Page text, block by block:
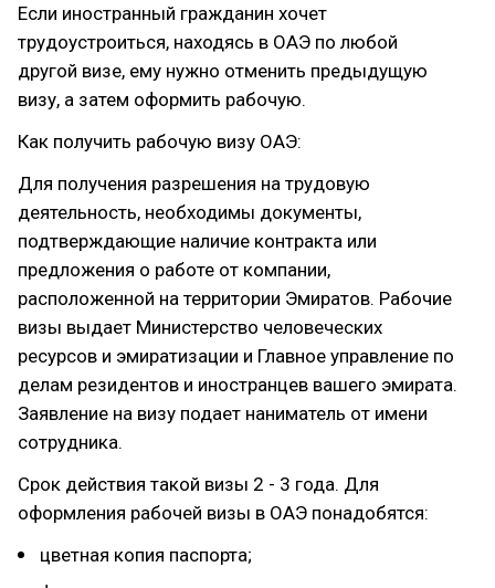
Если иностранный гражданин хочет
трудоустроиться, находясь в ОАЭ по любой
другой визе, ему нужно отменить предыдущую
визу, а затем оформить рабочую.
Как получить рабочую визу ОАЭ:
Для получения разрешения на трудовую
деятельность, необходимы документы,
подтверждающие наличие контракта или
предложения о работе от компании,
расположенной на территории Эмиратов. Рабочие
визы выдает Министерство человеческих
ресурсов и эмиратизации и Главное управление по
делам резидентов и иностранцев вашего эмирата.
Заявление на визу подает наниматель от имени
сотрудника.
Срок действия такой визы 2 - 3 года. Для
оформления рабочей визы в ОАЭ понадобятся:
цветная копия паспорта;